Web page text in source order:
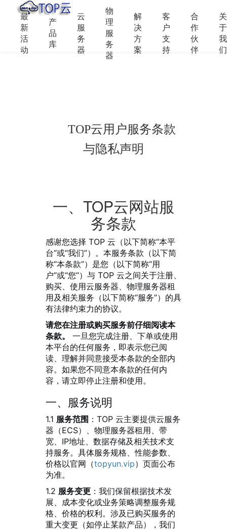
最
新
活
动
产
品
库
云
服
务
器
物
理
服
务
器
解
决
方
案
客
户
支
持
合
作
伙
伴
关
于
我
们
TOP云用户服务条款
与隐私声明
一、TOP云网站服
务条款
感谢您选择 TOP 云（以下简称“本平
台”或“我们”）。本服务条款（以下简
称“本条款”）是您（以下简称“用
户”或“您”）与 TOP 云之间关于注册、
购买、使用云服务器、物理服务器租
用及相关服务（以下简称“服务”）的具
有法律约束力的协议。
请您在注册或购买服务前仔细阅读本
条款。
一旦您完成注册、下单或使用
本平台的任何服务，即表示您已阅
读、理解并同意接受本条款的全部内
容。如果您不同意本条款的任何内
容，请立即停止注册和使用。
一、服务说明
1.1 服务范围 ：TOP 云主要提供云服务
器（ECS）、物理服务器租用、带
宽、IP地址、数据存储及相关技术支
持服务。具体服务规格、性能参数、
价格以官网（topyun.vip）页面公布
为准。
1.2 服务变更 ：我们保留根据技术发
展、成本变化或业务策略调整服务规
格、价格的权利。涉及已购买服务的
重大变更（如停止某款产品），我们